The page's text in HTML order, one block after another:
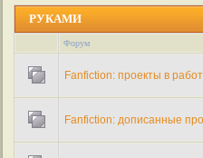
РУКАМИ
Форум
Fanfiction: проекты в
Fanfiction: дописанные